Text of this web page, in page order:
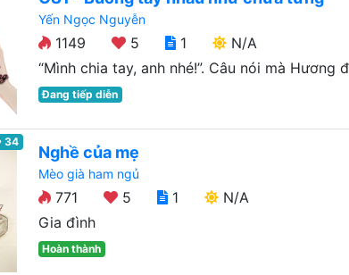
Yến Ngọc Nguyễn
1149 5 1
N/A
“Mình chia tay, anh nhé!”. Câu nói mà Hương
Đang tiếp diễn
34
Nghề của mẹ
Mèo già ham ngủ
771 5 1
N/A
Gia đình
Hoàn thành